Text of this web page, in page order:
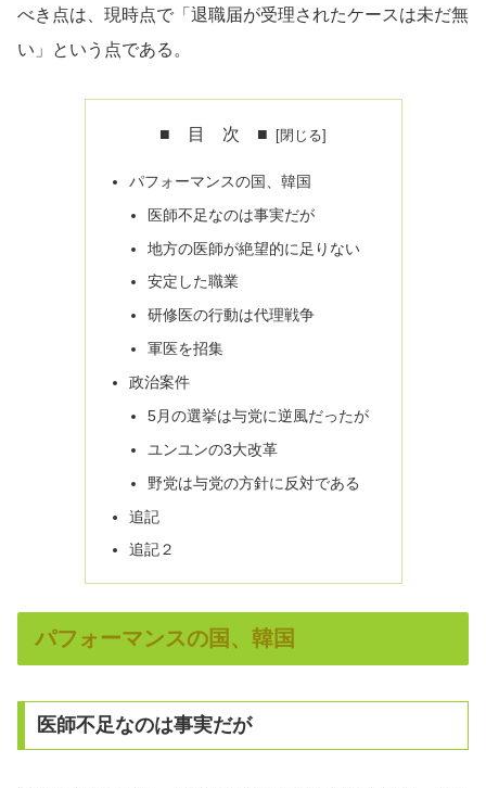
べき点は、現時点で「退職届が受理されたケースは未だ無
い」という点である。
■ 目 次 ■
パフォーマンスの国、韓国
医師不足なのは事実だが
地方の医師が絶望的に足りない
安定した職業
研修医の行動は代理戦争
軍医を招集
政治案件
5月の選挙は与党に逆風だったが
ユンユンの3大改革
野党は与党の方針に反対である
追記
追記２
パフォーマンスの国、韓国
医師不足なのは事実だが